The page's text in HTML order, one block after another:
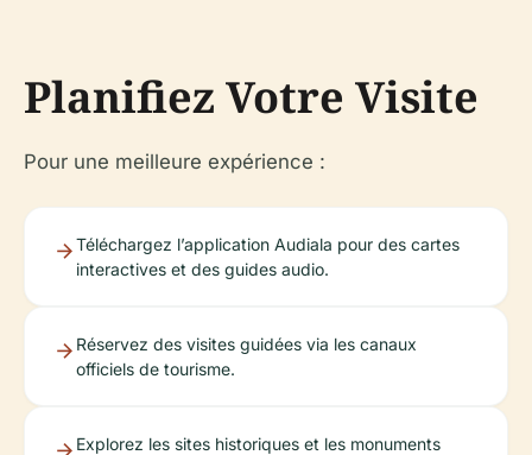
Planifiez Votre Visite
Pour une meilleure expérience :
Téléchargez l’application Audiala pour des cartes
interactives et des guides audio.
Réservez des visites guidées via les canaux
officiels de tourisme.
Explorez les sites historiques et les monuments